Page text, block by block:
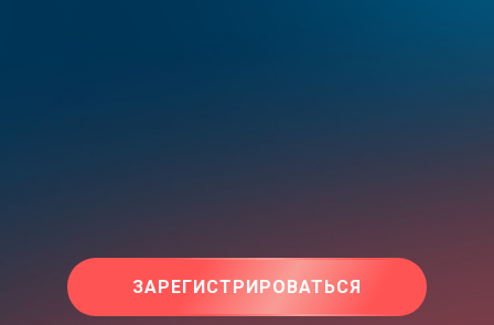
ЗАРЕГИСТРИРОВАТЬСЯ